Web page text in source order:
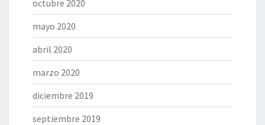
octubre 2020
mayo 2020
abril 2020
marzo 2020
diciembre 2019
septiembre 2019